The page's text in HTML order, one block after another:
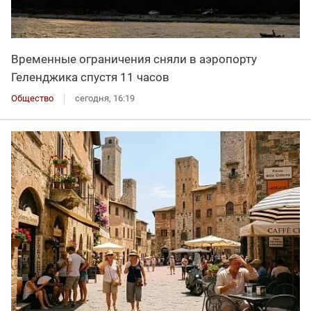
Временные ограничения сняли в аэропорту
Геленджика спустя 11 часов
Общество сегодня, 16:19